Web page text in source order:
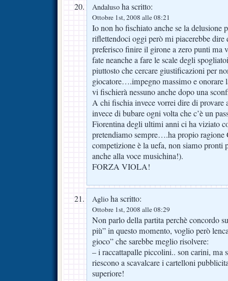
Andaluso ha scritto:
Ottobre 1st, 2008 alle 08:21
Io non ho fischiato anche se la delusione
riflettendoci oggi però mi piacerebbe dire
preferisco finire il girone a zero punti ma
fate neanche a fare le scale degli
piuttosto che cercare giustificazioni per
giocatore….impegno massimo e onorare
vi fischierà nessuno anche dopo una
A chi fischia invece vorrei dire di provare
invece di bubare ogni volta che c’è un
Fiorentina degli ultimi anni ci ha viziato
pretendiamo sempre….ha propio ragione
competizione è la uefa, non siamo pronti
anche alla voce musichina!).
FORZA VIOLA!
Aglio ha scritto:
Ottobre 1st, 2008 alle 08:29
Non parlo della partita perchè concordo
più” in questo momento, voglio però
gioco” che sarebbe meglio risolvere:
– i raccattapalle piccolini.. son carini, ma
riescono a scavalcare i cartelloni
superiore!